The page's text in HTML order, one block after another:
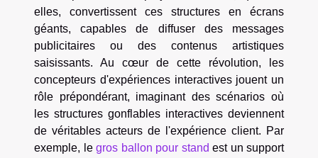
elles, convertissent ces structures en écrans
géants, capables de diffuser des messages
publicitaires ou des contenus artistiques
saisissants. Au cœur de cette révolution, les
concepteurs d'expériences interactives jouent un
rôle prépondérant, imaginant des scénarios où
les structures gonflables interactives deviennent
de véritables acteurs de l'expérience client. Par
exemple, le gros ballon pour stand est un support